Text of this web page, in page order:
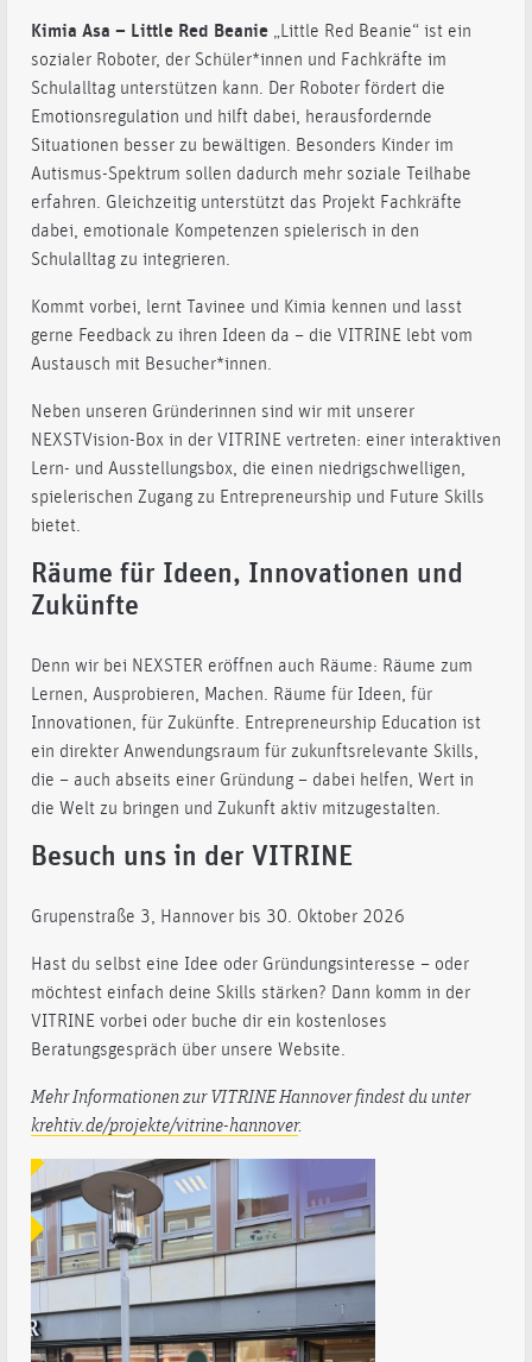
Kimia Asa – Little Red Beanie „Little Red Beanie“ ist ein
sozialer Roboter, der Schüler*innen und Fachkräfte im
Schulalltag unterstützen kann. Der Roboter fördert die
Emotionsregulation und hilft dabei, herausfordernde
Situationen besser zu bewältigen. Besonders Kinder im
Autismus-Spektrum sollen dadurch mehr soziale Teilhabe
erfahren. Gleichzeitig unterstützt das Projekt Fachkräfte
dabei, emotionale Kompetenzen spielerisch in den
Schulalltag zu integrieren.
Kommt vorbei, lernt Tavinee und Kimia kennen und lasst
gerne Feedback zu ihren Ideen da – die VITRINE lebt vom
Austausch mit Besucher*innen.
Neben unseren Gründerinnen sind wir mit unserer
NEXSTVision-Box in der VITRINE vertreten: einer interaktiven
Lern- und Ausstellungsbox, die einen niedrigschwelligen,
spielerischen Zugang zu Entrepreneurship und Future Skills
bietet.
Räume für Ideen, Innovationen und
Zukünfte
Denn wir bei NEXSTER eröffnen auch Räume: Räume zum
Lernen, Ausprobieren, Machen. Räume für Ideen, für
Innovationen, für Zukünfte. Entrepreneurship Education ist
ein direkter Anwendungsraum für zukunftsrelevante Skills,
die – auch abseits einer Gründung – dabei helfen, Wert in
die Welt zu bringen und Zukunft aktiv mitzugestalten.
Besuch uns in der VITRINE
Grupenstraße 3, Hannover bis 30. Oktober 2026
Hast du selbst eine Idee oder Gründungsinteresse – oder
möchtest einfach deine Skills stärken? Dann komm in der
VITRINE vorbei oder buche dir ein kostenloses
Beratungsgespräch über unsere Website.
Mehr Informationen zur VITRINE Hannover findest du unter
krehtiv.de/projekte/vitrine-hannover.